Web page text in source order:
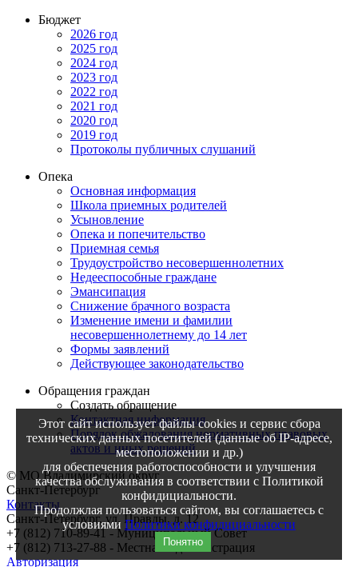
Бюджет
2026 год
2025 год
2024 год
2023 год
2022 год
2021 год
2020 год
2019 год
Протоколы публичных слушаний
Опека
Основная информация
Школа приемных родителей
Усыновление
Опека и попечительство
Приемная семья
Трудоустройство несовершеннолетних
Недееспособные граждане
Эмансипация
Снижение брачного возраста
Изменение имени и фамилии
несовершеннолетнему до 14 лет
Формы заявлений
Действующее законодательство
Обращения граждан
Создать обращение
Контактная информация
Порядок обжалования нормативных правовых
актов и иных решений
© МО Владимирский округ
Санкт-Петербург
Контакты
Санкт-Петербург, ул. Правды, д. 12
+7 (812) 710-89-41 - Муниципальный Cовет
+7 (812) 713-27-88 - Местная Администрация
Авторизация
Этот сайт использует файлы cookies и сервис сбора
технических данных посетителей (данные об IP-адресе,
местоположении и др.)
для обеспечения работоспособности и улучшения
качества обслуживания в соответствии с Политикой
конфидициальности.
Продолжлая пользоваться сайтом, вы соглашаетесь с
условиями Политики конфидициальности
Понятно